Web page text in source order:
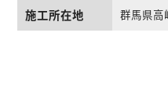
施工所在地 群馬県高